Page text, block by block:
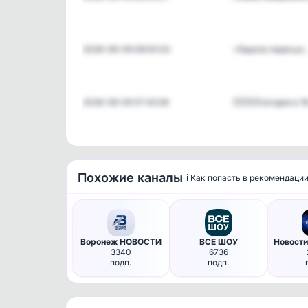
⚡️Европа
💥💥💥Сегодня в
Похожие каналы ℹ️ Как попасть в рекомендации
Воронеж НОВОСТИ
3340
подп.
ВСЕ ШОУ
6736
подп.